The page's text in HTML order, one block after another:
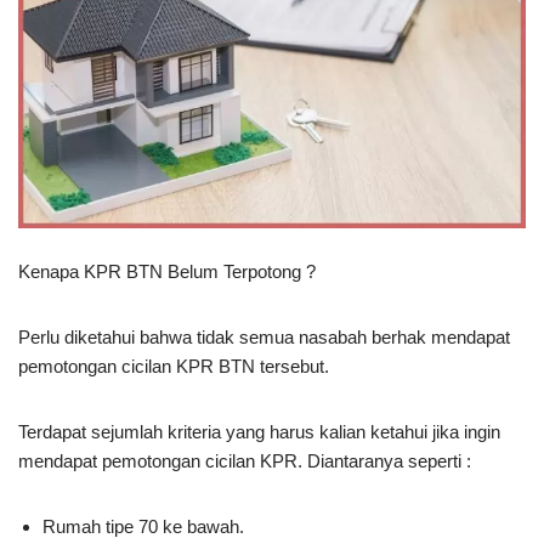
Kenapa KPR BTN Belum Terpotong ?
Perlu diketahui bahwa tidak semua nasabah berhak mendapat
pemotongan cicilan KPR BTN tersebut.
Terdapat sejumlah kriteria yang harus kalian ketahui jika ingin
mendapat pemotongan cicilan KPR. Diantaranya seperti :
Rumah tipe 70 ke bawah.